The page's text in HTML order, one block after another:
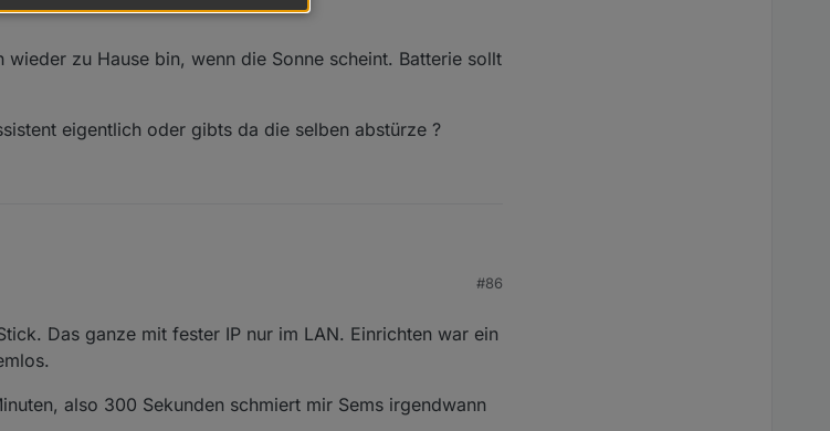
zu Hause bin, wenn die Sonne scheint. Batterie sollt
eigentlich oder gibts da die selben abstürze ?
genommen.
mit dem Fossi Adapter.
laut Support noch nicht - er soll ein FDirmware Update bekommen -
sagen. (ich war beim 3rd level support)
Polling Zeit von 180 Sekunden geht alles übern wifi stick. Die
#86
Das ganze mit fester IP nur im LAN. Einrichten war ein
also 300 Sekunden schmiert mir Sems irgendwann